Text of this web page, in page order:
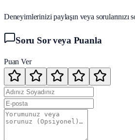
Deneyimlerinizi paylaşın veya sorularınızı
Soru Sor veya Puanla
Puan Ver